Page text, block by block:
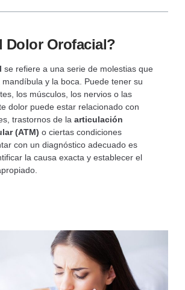
Dolor Orofacial?
se refiere a una serie de molestias que
y la boca. Puede tener su
los músculos, los nervios o las
dolor puede estar relacionado con
trastornos de la articulación
(ATM) o ciertas condiciones
con un diagnóstico adecuado es
la causa exacta y establecer el